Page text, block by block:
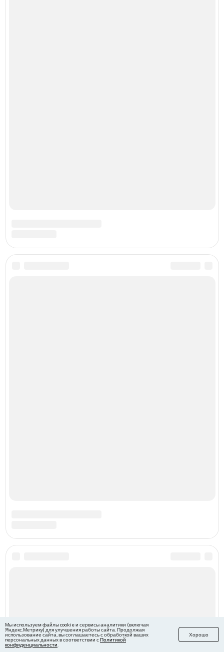
Мы используем файлы cookie и сервисы аналитики (включая
Яндекс.Метрику) для улучшения работы сайта. Продолжая
использование сайта, вы соглашаетесь с обработкой ваших
персональных данных в соответствии сПолитикой
конфиденциальности
Хорошо